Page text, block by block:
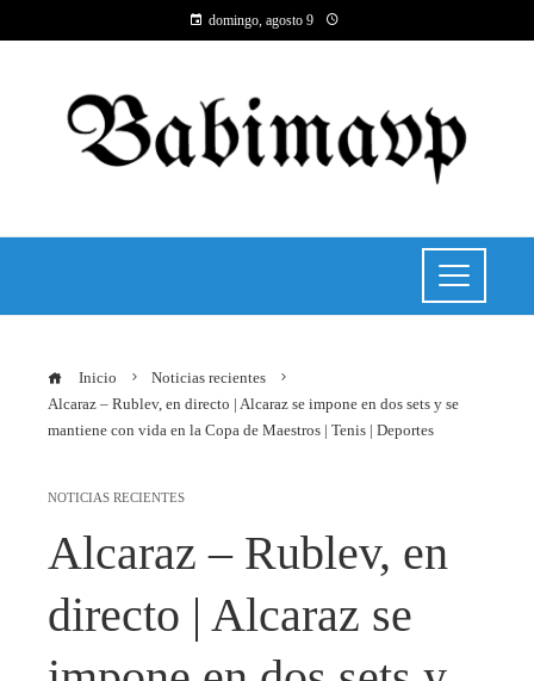
domingo, agosto 9
Inicio
Noticias recientes
Alcaraz – Rublev, en directo | Alcaraz se impone en dos sets y se
mantiene con vida en la Copa de Maestros | Tenis | Deportes
NOTICIAS RECIENTES
Alcaraz – Rublev, en
directo | Alcaraz se